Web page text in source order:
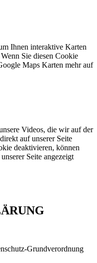
Ihnen interaktive Karten
Sie diesen Cookie
Maps Karten mehr auf
Videos, die wir auf der
auf unserer Seite
deaktivieren, können
Seite angezeigt
Grundverordnung